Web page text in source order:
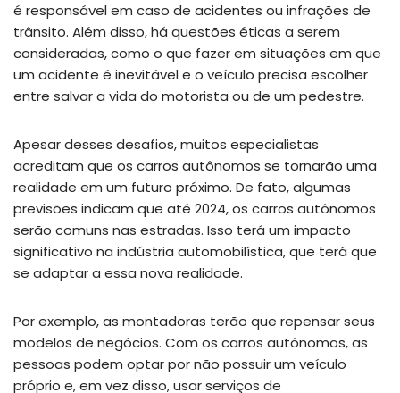
é responsável em caso de acidentes ou infrações de
trânsito. Além disso, há questões éticas a serem
consideradas, como o que fazer em situações em que
um acidente é inevitável e o veículo precisa escolher
entre salvar a vida do motorista ou de um pedestre.
Apesar desses desafios, muitos especialistas
acreditam que os carros autônomos se tornarão uma
realidade em um futuro próximo. De fato, algumas
previsões indicam que até 2024, os carros autônomos
serão comuns nas estradas. Isso terá um impacto
significativo na indústria automobilística, que terá que
se adaptar a essa nova realidade.
Por exemplo, as montadoras terão que repensar seus
modelos de negócios. Com os carros autônomos, as
pessoas podem optar por não possuir um veículo
próprio e, em vez disso, usar serviços de